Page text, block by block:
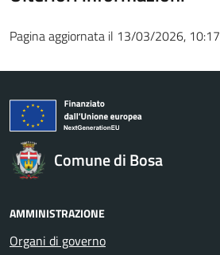
Pagina aggiornata il 13/03/2026, 10:17
Comune di Bosa
AMMINISTRAZIONE
Organi di governo